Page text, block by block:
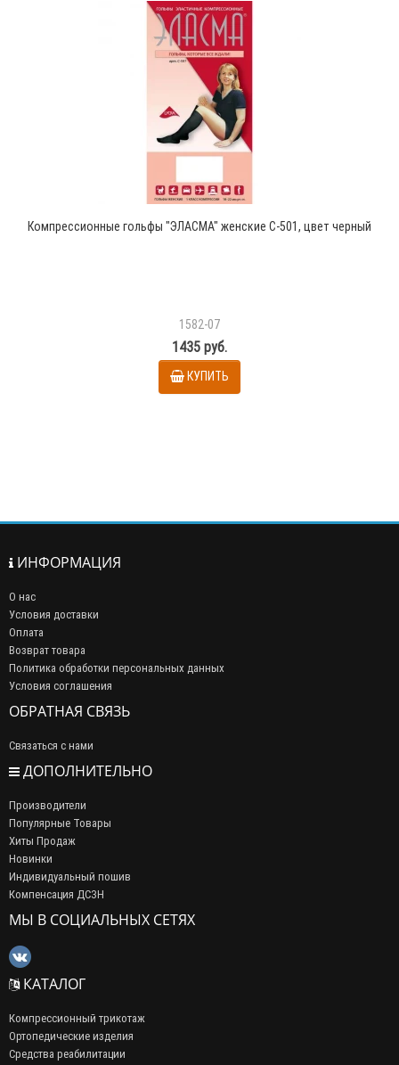
Компрессионные гольфы "ЭЛАСМА" женские C-501, цвет черный
1582-07
1435 руб.
КУПИТЬ
ИНФОРМАЦИЯ
О нас
Условия доставки
Оплата
Возврат товара
Политика обработки персональных данных
Условия соглашения
ОБРАТНАЯ СВЯЗЬ
Связаться с нами
ДОПОЛНИТЕЛЬНО
Производители
Популярные Товары
Хиты Продаж
Новинки
Индивидуальный пошив
Компенсация ДСЗН
МЫ В СОЦИАЛЬНЫХ СЕТЯХ
КАТАЛОГ
Компрессионный трикотаж
Ортопедические изделия
Средства реабилитации